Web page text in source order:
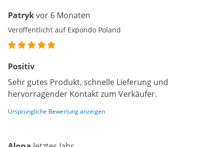
Patrykvor 6 Monaten
Veröffentlicht auf Expondo Poland
Positiv
Sehr gutes Produkt, schnelle Lieferung und
hervorragender Kontakt zum Verkäufer.
Ursprüngliche Bewertung anzeigen